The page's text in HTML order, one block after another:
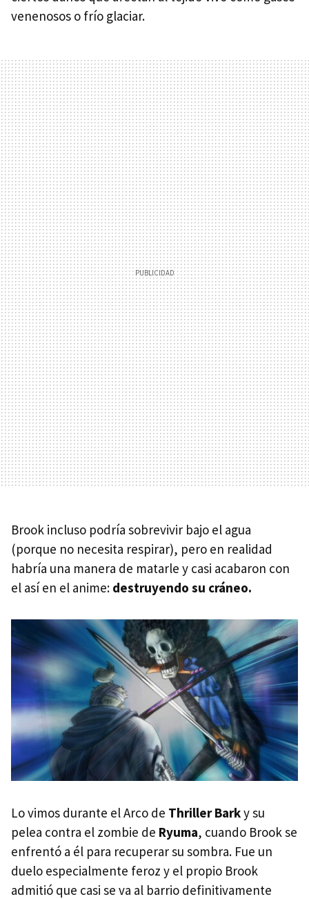
venenosos o frío glaciar.
Brook incluso podría sobrevivir bajo el agua
(porque no necesita respirar), pero en realidad
habría una manera de matarle y casi acabaron con
el así en el anime: destruyendo su cráneo.
Lo vimos durante el Arco de Thriller Barky su
pelea contra el zombie de Ryuma, cuando Brook se
enfrentó a él para recuperar su sombra. Fue un
duelo especialmente feroz y el propio Brook
admitió que casi se va al barrio definitivamente